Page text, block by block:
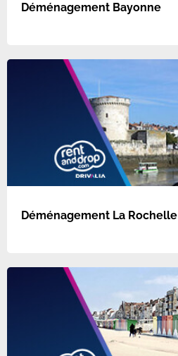
Déménagement Bayonne
Déménagement La Rochelle